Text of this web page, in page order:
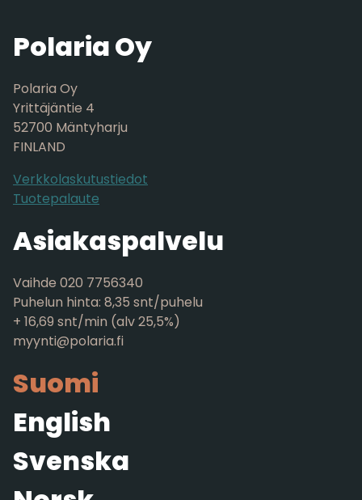
Polaria Oy
Polaria Oy
Yrittäjäntie 4
52700 Mäntyharju
FINLAND
Verkkolaskutustiedot
Tuotepalaute
Asiakaspalvelu
Vaihde 020 7756340
Puhelun hinta: 8,35 snt/puhelu
+ 16,69 snt/min (alv 25,5%)
myynti@polaria.fi
Suomi
English
Svenska